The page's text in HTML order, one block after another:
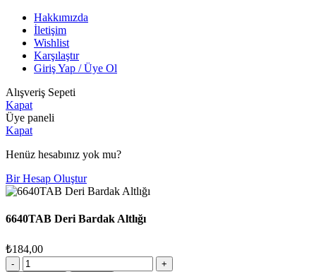
Hakkımızda
İletişim
Wishlist
Karşılaştır
Giriş Yap / Üye Ol
Alışveriş Sepeti
Kapat
Üye paneli
Kapat
Henüz hesabınız yok mu?
Bir Hesap Oluştur
6640TAB Deri Bardak Altlığı
₺184,00
6640TAB